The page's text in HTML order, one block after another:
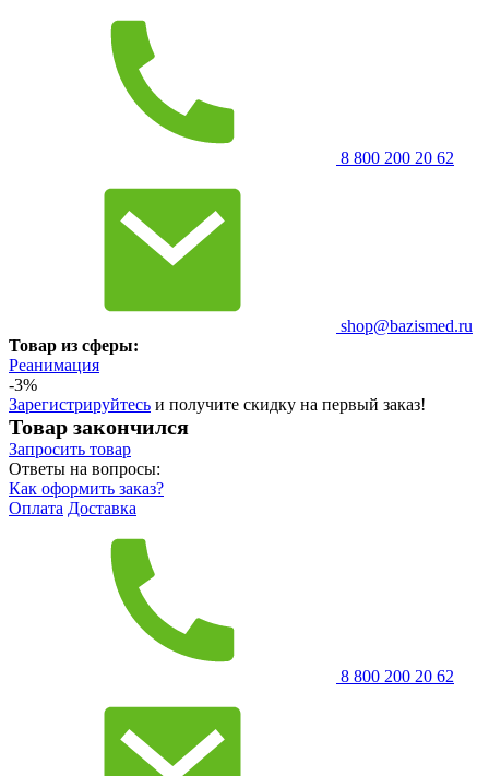
8 800 200 20 62
shop@bazismed.ru
Товар из сферы:
Реанимация
-3%
Зарегистрируйтесь и получите скидку на первый заказ!
Товар закончился
Запросить товар
Ответы на вопросы:
Как оформить заказ?
Оплата Доставка
8 800 200 20 62